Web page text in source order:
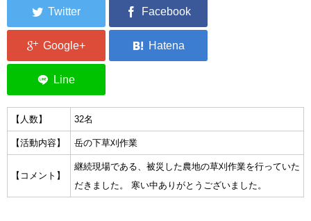
【人数】 32名
【活動内容】 岳の下草刈作業
【コメント】
継続現場である、被災した農地の草刈作業を行っていた
だきました。 寒い中ありがとうございました。
埋蔵発掘/資料整備事業
2026年3月11日捜索活動ボランティア募集 NEW
集中捜索活動の記録
ボランティア募集要項
ボランティアさん集合写真館